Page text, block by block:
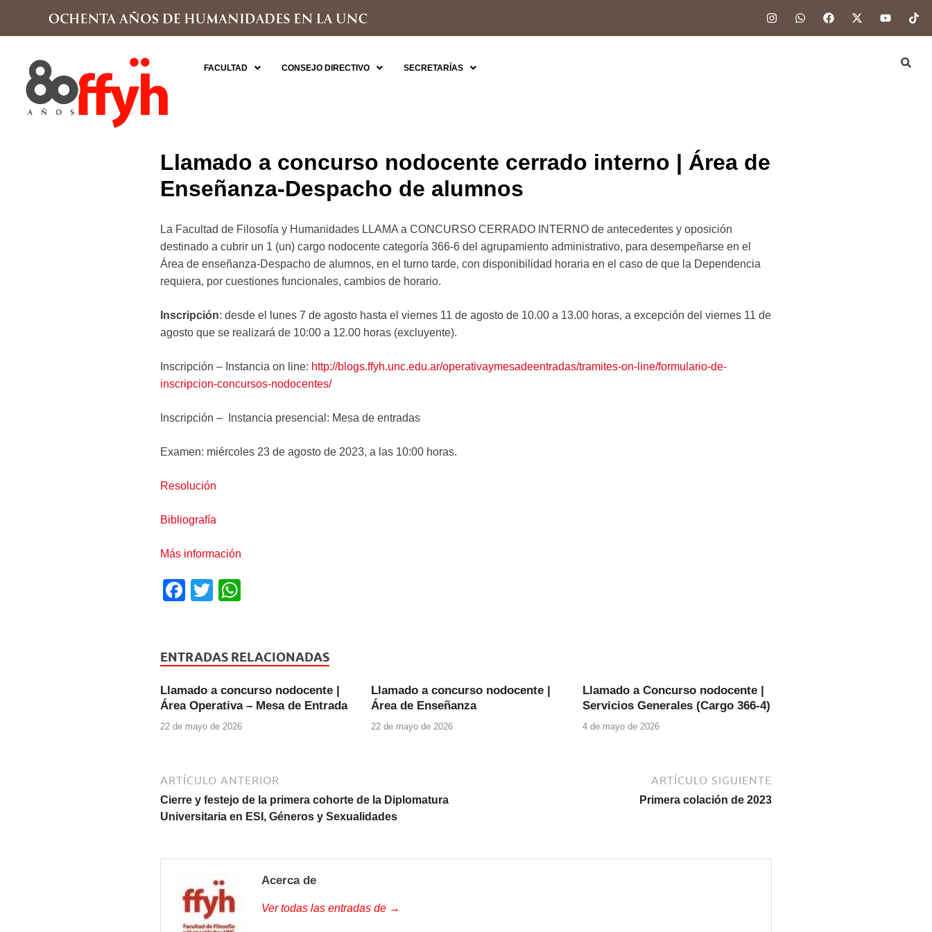
FACULTAD CONSEJO DIRECTIVO SECRETARÍAS
Llamado a concurso nodocente cerrado interno | Área de
Enseñanza-Despacho de alumnos
La Facultad de Filosofía y Humanidades LLAMA a CONCURSO CERRADO INTERNO de antecedentes y oposición
destinado a cubrir un 1 (un) cargo nodocente categoría 366-6 del agrupamiento administrativo, para desempeñarse en el
Área de enseñanza-Despacho de alumnos, en el turno tarde, con disponibilidad horaria en el caso de que la Dependencia
requiera, por cuestiones funcionales, cambios de horario.
Inscripción: desde el lunes 7 de agosto hasta el viernes 11 de agosto de 10.00 a 13.00 horas, a excepción del viernes 11 de
agosto que se realizará de 10:00 a 12.00 horas (excluyente).
Inscripción – Instancia on line: http://blogs.ffyh.unc.edu.ar/operativaymesadeentradas/tramites-on-line/formulario-de-
inscripcion-concursos-nodocentes/
Inscripción – Instancia presencial: Mesa de entradas
Examen: miércoles 23 de agosto de 2023, a las 10:00 horas.
Resolución
Bibliografía
Más información
F
e
o
o
T
er s
p
p
ENTRADAS RELACIONADAS
Llamado a concurso nodocente |
Área Operativa – Mesa de Entrada
22 de mayo de 2026
Llamado a concurso nodocente |
Área de Enseñanza
22 de mayo de 2026
Llamado a Concurso nodocente |
Servicios Generales (Cargo 366-4)
4 de mayo de 2026
ARTÍCULO ANTERIOR
Cierre y festejo de la primera cohorte de la Diplomatura
Universitaria en ESI, Géneros y Sexualidades
ARTÍCULO SIGUIENTE
Primera colación de 2023
Acerca de
Ver todas las entradas de →